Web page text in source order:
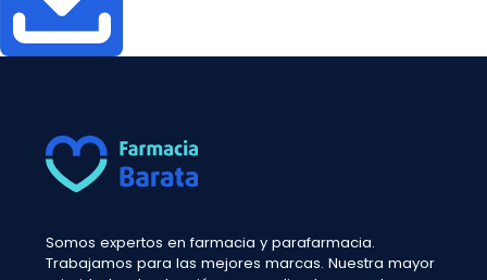
Somos expertos en farmacia y parafarmacia.
Trabajamos para las mejores marcas. Nuestra mayor